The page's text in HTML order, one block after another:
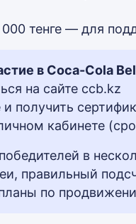
000 тенге — для
в Coca-Cola
на сайте ccb.kz
получить
кабинете
в
правильный
по